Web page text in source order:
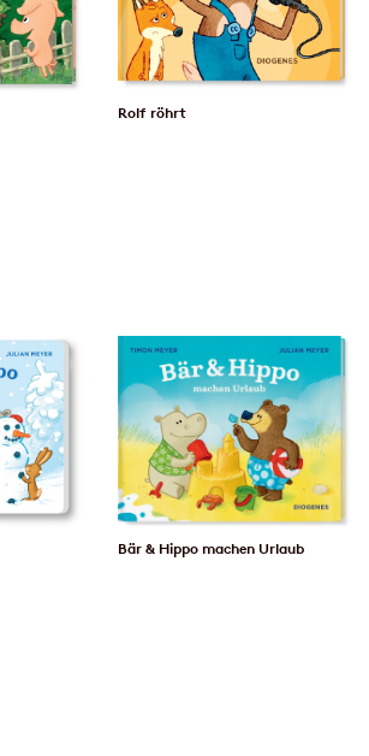
Rolf röhrt
Bär & Hippo machen Urlaub